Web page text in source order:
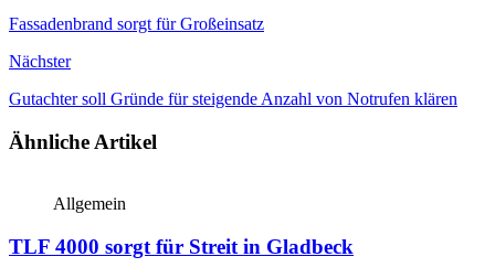
Fassadenbrand sorgt für Großeinsatz
Nächster
Gutachter soll Gründe für steigende Anzahl von Notrufen klären
Ähnliche Artikel
Allgemein
TLF 4000 sorgt für Streit in Gladbeck